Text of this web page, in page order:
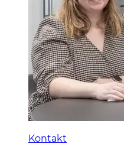
Kontakt